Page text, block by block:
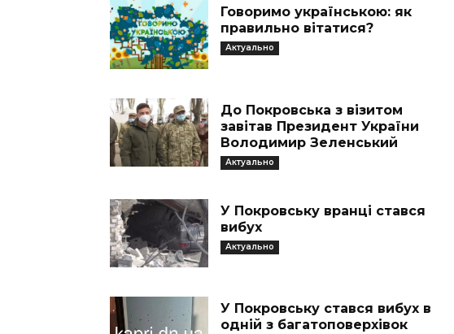
Говоримо українською: як
правильно вітатися?
Актуально
До Покровська з візитом
завітав Президент України
Володимир Зеленський
Актуально
У Покровську вранці стався
вибух
Актуально
У Покровську стався вибух в
одній з багатоповерхівок